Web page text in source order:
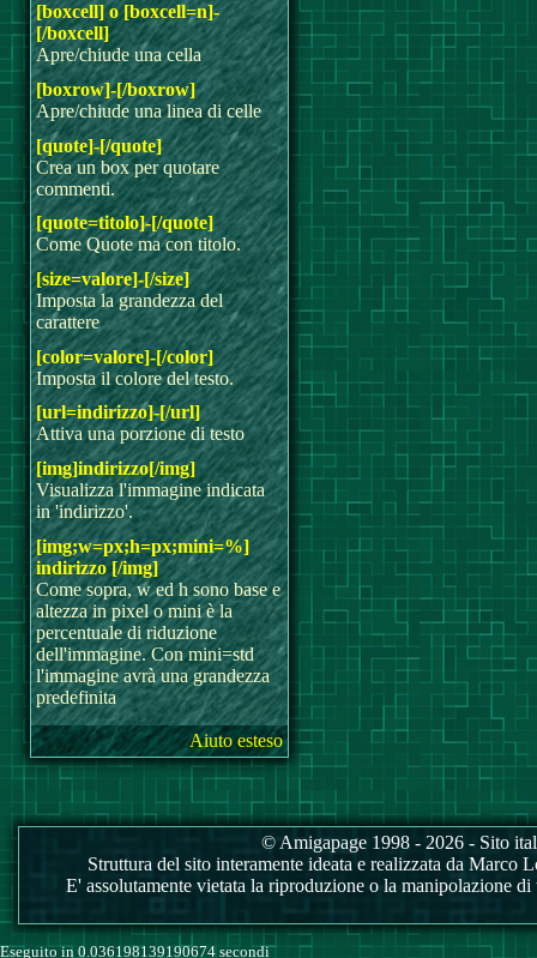
[boxcell] o [boxcell=n]-
[/boxcell]
Apre/chiude una cella
[boxrow]-[/boxrow]
Apre/chiude una linea di celle
[quote]-[/quote]
Crea un box per quotare
commenti.
[quote=titolo]-[/quote]
Come Quote ma con titolo.
[size=valore]-[/size]
Imposta la grandezza del
carattere
[color=valore]-[/color]
Imposta il colore del testo.
[url=indirizzo]-[/url]
Attiva una porzione di testo
[img]indirizzo[/img]
Visualizza l'immagine indicata
in 'indirizzo'.
[img;w=px;h=px;mini=%]
indirizzo [/img]
Come sopra, w ed h sono base e
altezza in pixel o mini è la
percentuale di riduzione
dell'immagine. Con mini=std
l'immagine avrà una grandezza
predefinita
Aiuto esteso
© Amigapage 1998 - 2026 - Sito
Struttura del sito interamente ideata e realizzata da
E' assolutamente vietata la riproduzione o la manipolazione
Eseguito in 0.036198139190674 secondi